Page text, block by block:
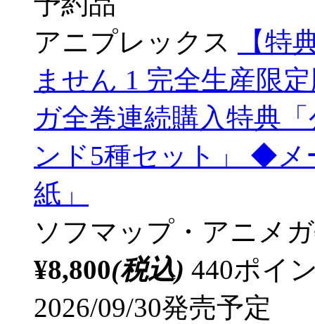
アニプレックス
【特
ません 1 完全生産限
ガ全巻連続購入特典
ンド5種セット」 ◆メ
紙」
ソフマップ・アニメ
¥8,800(税込) 440ポイ
2026/09/30発売予定